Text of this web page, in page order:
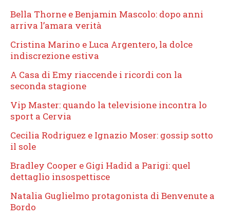
Bella Thorne e Benjamin Mascolo: dopo anni
arriva l’amara verità
Cristina Marino e Luca Argentero, la dolce
indiscrezione estiva
A Casa di Emy riaccende i ricordi con la
seconda stagione
Vip Master: quando la televisione incontra lo
sport a Cervia
Cecilia Rodriguez e Ignazio Moser: gossip sotto
il sole
Bradley Cooper e Gigi Hadid a Parigi: quel
dettaglio insospettisce
Natalia Guglielmo protagonista di Benvenute a
Bordo